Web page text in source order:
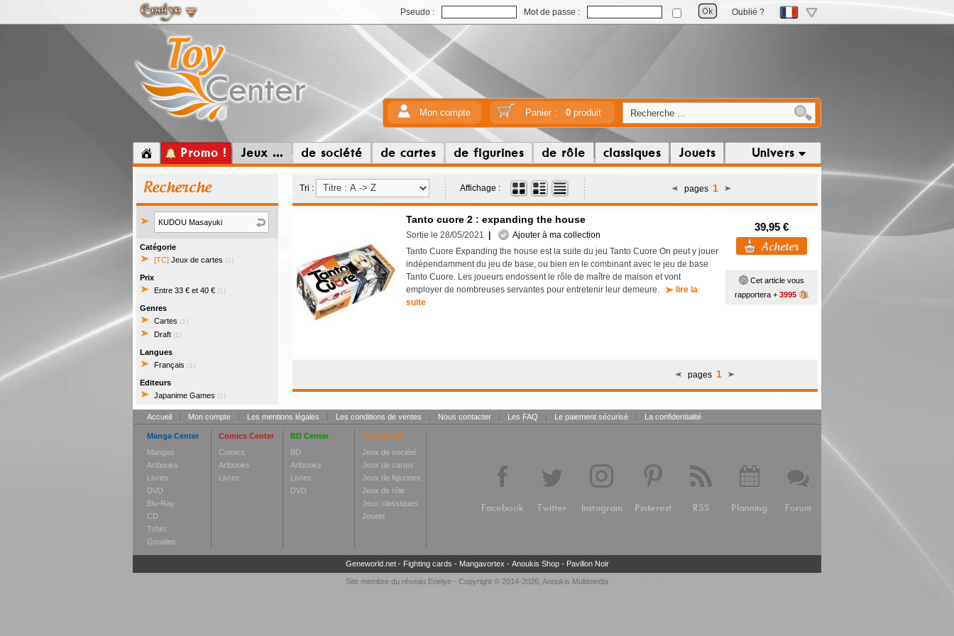
Pseudo : Mot de passe : Oublié ?
Mon compte Panier : 0produit
Promo ! Jeux ... de société de cartes de figurines de rôle classiques Jouets Univers
Recherche
Catégorie
[TC] Jeux de cartes (1)
Prix
Entre 33 € et 40 € (1)
Genres
Cartes (1)
Draft (1)
Langues
Français (1)
Editeurs
Japanime Games (1)
Tri : Affichage : pages 1
Tanto cuore 2 : expanding the house
Sortie le 28/05/2021
Ajouter à ma collection
Tanto Cuore Expanding the house est la suite du jeu Tanto Cuore On peut y jouer
indépendamment du jeu de base, ou bien en le combinant avec le jeu de base
Tanto Cuore. Les joueurs endossent le rôle de maître de maison et vont
employer de nombreuses servantes pour entretenir leur demeure.
lire la
suite
39,95 €
Cet article vous
rapportera + 3995
pages 1
Accueil | Mon compte | Les mentions légales | Les conditions de ventes | Nous contacter | Les FAQ | Le paiement sécurisé | La confidentialité
Manga Center
Mangas
Artbooks
Livres
DVD
Blu-Ray
CD
Tshirt
Goodies
Comics Center
Comics
Artbooks
Livres
BD Center
BD
Artbooks
Livres
DVD
Toy Center
Jeux de société
Jeux de cartes
Jeux de figurines
Jeux de rôle
Jeux classiques
Jouets
Facebook Twitter Instagram Pinterest RSS Planning Forum
Geneworld.net- Fighting cards - Mangavortex - Anoukis Shop- Pavillon Noir
Site membre du réseau Enelye - Copyright © 2014-2026, Anoukis Multimedia